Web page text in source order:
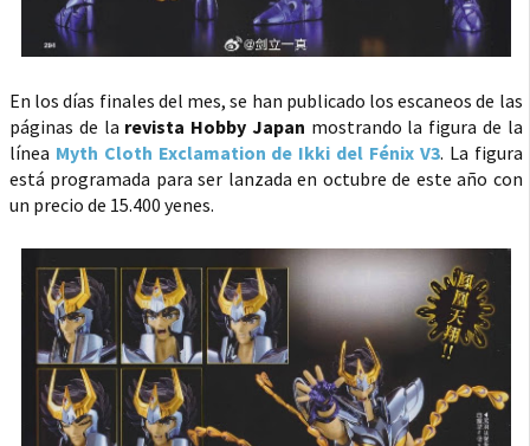
En los días finales del mes, se han publicado los escaneos de las
páginas de la revista Hobby Japan mostrando la figura de la
línea Myth Cloth Exclamation de Ikki del Fénix V3. La figura
está programada para ser lanzada en octubre de este año con
un precio de 15.400 yenes.